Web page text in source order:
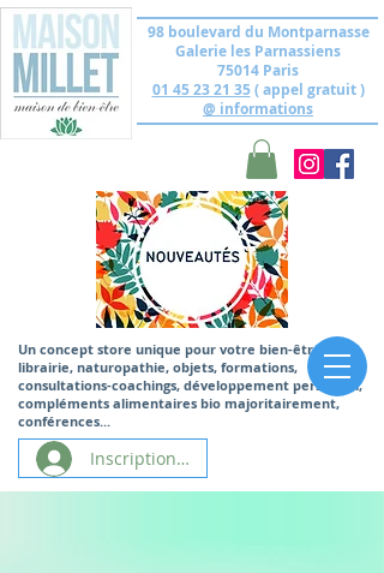
98 boulevard du Montparnasse
Galerie les Parnassiens
75014 Paris
01 45 23 21 35( appel gratuit )
@ informations
Un concept store unique pour votre bien-être,
librairie, naturopathie, objets, formations,
consultations-coachings, développement personnel,
compléments alimentaires bio majoritairement,
conférences...
Inscription/Connexion